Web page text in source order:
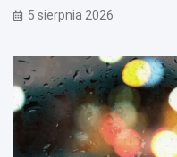
5 sierpnia 2026